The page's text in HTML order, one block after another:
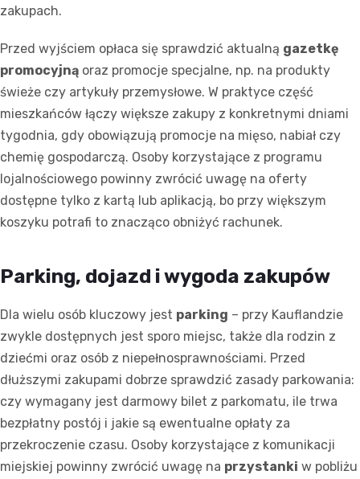
zakupach.
Przed wyjściem opłaca się sprawdzić aktualną gazetkę
promocyjną oraz promocje specjalne, np. na produkty
świeże czy artykuły przemysłowe. W praktyce część
mieszkańców łączy większe zakupy z konkretnymi dniami
tygodnia, gdy obowiązują promocje na mięso, nabiał czy
chemię gospodarczą. Osoby korzystające z programu
lojalnościowego powinny zwrócić uwagę na oferty
dostępne tylko z kartą lub aplikacją, bo przy większym
koszyku potrafi to znacząco obniżyć rachunek.
Parking, dojazd i wygoda zakupów
Dla wielu osób kluczowy jest parking – przy Kauflandzie
zwykle dostępnych jest sporo miejsc, także dla rodzin z
dziećmi oraz osób z niepełnosprawnościami. Przed
dłuższymi zakupami dobrze sprawdzić zasady parkowania:
czy wymagany jest darmowy bilet z parkomatu, ile trwa
bezpłatny postój i jakie są ewentualne opłaty za
przekroczenie czasu. Osoby korzystające z komunikacji
miejskiej powinny zwrócić uwagę na przystanki w pobliżu